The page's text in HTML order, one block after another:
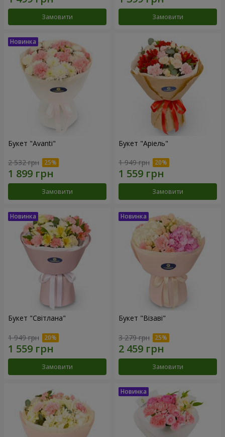
Замовити Замовити
Букет "Avanti"
2 532 грн
Замовити
Букет "Аріель"
1 949 грн
Замовити
Букет "Світлана"
1 949 грн
Замовити
Букет "Візаві"
3 279 грн
Замовити